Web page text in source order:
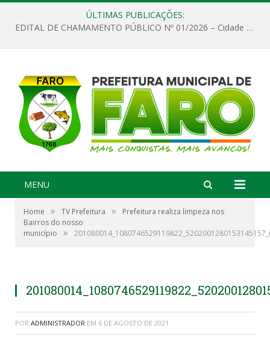
ÚLTIMAS PUBLICAÇÕES:
EDITAL DE CHAMAMENTO PÚBLICO Nº 01/2026 – Cidade de Faro
MENU
Home » TV Prefeitura »
Prefeitura realiza limpeza nos
Bairros do nosso
município
»
POR ADMINISTRADOR EM 6 DE AGOSTO DE 2021